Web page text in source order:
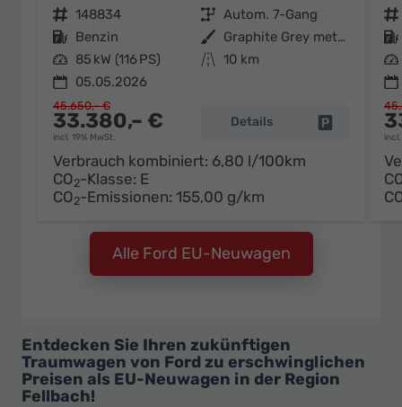
Fahrzeugnr. 148834 Getriebe Autom. 7-Gang
Kraftstoff Benzin Außenfarbe
Graphite Grey metallic
Leistung 85 kW (116 PS) Kilometerstand 10 km
05.05.2026
33.380,– €
incl. 19% MwSt.
45.650,– €
Details Fahrzeug
Verbrauch kombiniert: 6,80 l/100km
CO2-Klasse: E
CO2-Emissionen: 155,00 g/km
Fahrzeugnr.
Kraftstoff
Leistung
Alle Ford EU-Neuwagen
Entdecken Sie Ihren zukünftigen
Traumwagen von Ford zu erschwinglichen
Preisen als EU-Neuwagen in der Region
Fellbach!